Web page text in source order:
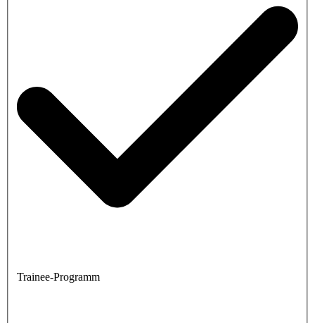
Trainee-Programm